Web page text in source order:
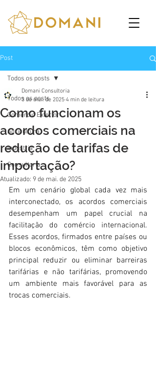
Post
Todos os posts
Comércio Exterior
Agricultura
Indústria
Consultoria
Todos os posts
Como funcionam os
acordos comerciais na
redução de tarifas de
importação?
Domani Consultoria
3 de mai. de 2025 4 min de leitura
Atualizado: 9 de mai. de 2025
Em um cenário global cada vez mais
interconectado, os acordos comerciais
desempenham um papel crucial na
facilitação do comércio internacional.
Esses acordos, firmados entre países ou
blocos econômicos, têm como objetivo
principal reduzir ou eliminar barreiras
tarifárias e não tarifárias, promovendo
um ambiente mais favorável para as
trocas comerciais.